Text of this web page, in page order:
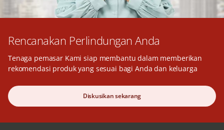
Rencanakan Perlindungan Anda
Tenaga pemasar Kami siap membantu dalam memberikan
rekomendasi produk yang sesuai bagi Anda dan keluarga
Diskusikan sekarang